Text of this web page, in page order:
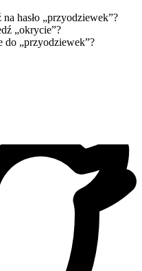
hasło „przyodziewek”?
„okrycie”?
do „przyodziewek”?